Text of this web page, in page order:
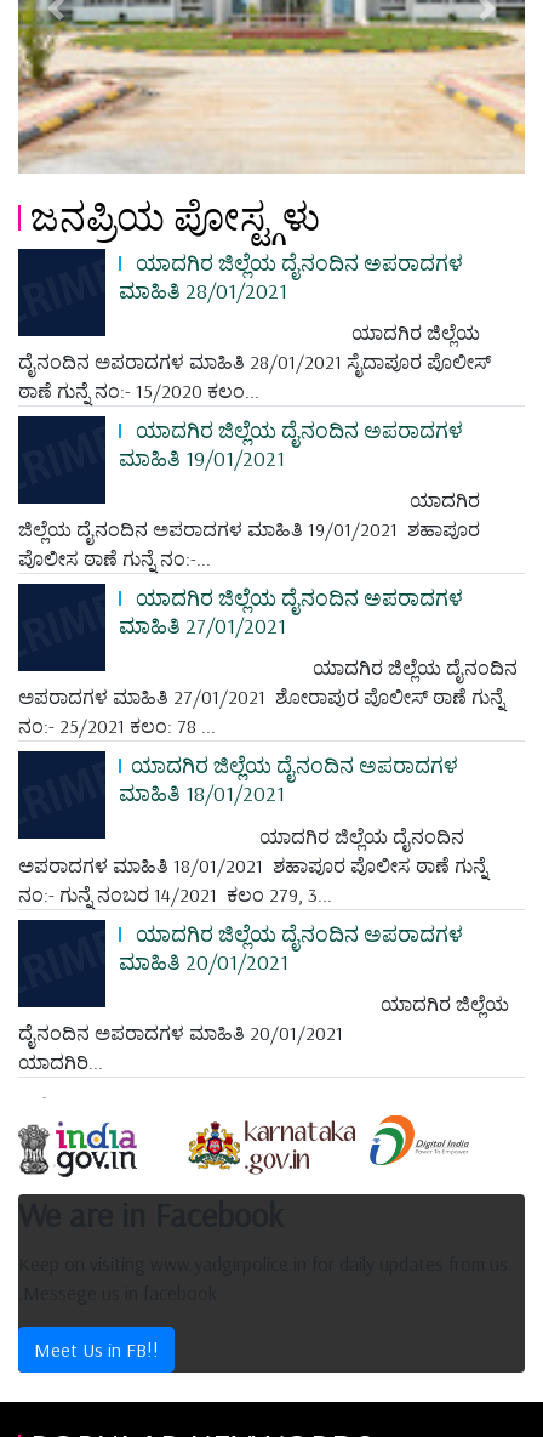
Previous Next
ಜನಪ್ರಿಯ ಪೋಸ್ಟ್ಗಳು
ಯಾದಗಿರ ಜಿಲ್ಲೆಯ ದೈನಂದಿನ ಅಪರಾದಗಳ
ಮಾಹಿತಿ 28/01/2021
ಯಾದಗಿರ ಜಿಲ್ಲೆಯ
ದೈನಂದಿನ ಅಪರಾದಗಳ ಮಾಹಿತಿ 28/01/2021 ಸೈದಾಪೂರ ಪೊಲೀಸ್
ಠಾಣೆ ಗುನ್ನೆ ನಂ:- 15/2020 ಕಲಂ...
ಯಾದಗಿರ ಜಿಲ್ಲೆಯ ದೈನಂದಿನ ಅಪರಾದಗಳ
ಮಾಹಿತಿ 19/01/2021
ಯಾದಗಿರ
ಜಿಲ್ಲೆಯ ದೈನಂದಿನ ಅಪರಾದಗಳ ಮಾಹಿತಿ 19/01/2021 ಶಹಾಪೂರ
ಪೊಲೀಸ ಠಾಣೆ ಗುನ್ನೆ ನಂ:-...
ಯಾದಗಿರ ಜಿಲ್ಲೆಯ ದೈನಂದಿನ ಅಪರಾದಗಳ
ಮಾಹಿತಿ 27/01/2021
ಯಾದಗಿರ ಜಿಲ್ಲೆಯ ದೈನಂದಿನ
ಅಪರಾದಗಳ ಮಾಹಿತಿ 27/01/2021 ಶೋರಾಪುರ ಪೊಲೀಸ್ ಠಾಣೆ ಗುನ್ನೆ
ನಂ:- 25/2021 ಕಲಂ: 78 ...
ಯಾದಗಿರ ಜಿಲ್ಲೆಯ ದೈನಂದಿನ ಅಪರಾದಗಳ
ಮಾಹಿತಿ 18/01/2021
ಯಾದಗಿರ ಜಿಲ್ಲೆಯ ದೈನಂದಿನ
ಅಪರಾದಗಳ ಮಾಹಿತಿ 18/01/2021 ಶಹಾಪೂರ ಪೊಲೀಸ ಠಾಣೆ ಗುನ್ನೆ
ನಂ:- ಗುನ್ನೆ ನಂಬರ 14/2021 ಕಲಂ 279, 3...
ಯಾದಗಿರ ಜಿಲ್ಲೆಯ ದೈನಂದಿನ ಅಪರಾದಗಳ
ಮಾಹಿತಿ 20/01/2021
ಯಾದಗಿರ ಜಿಲ್ಲೆಯ
ದೈನಂದಿನ ಅಪರಾದಗಳ ಮಾಹಿತಿ 20/01/2021
ಯಾದಗಿರಿ...
Meet Us in FB!!